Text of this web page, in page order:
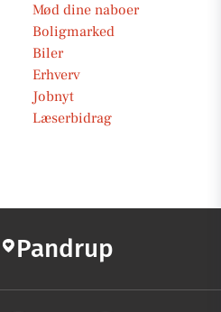
Mød dine naboer
Boligmarked
Biler
Erhverv
Jobnyt
Læserbidrag
Pandrup